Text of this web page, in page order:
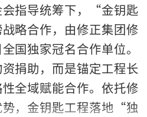
指导统筹下，“金钥匙
略合作，由修正集团修
国独家冠名合作单位。
捐助，而是锚定工程长
全域赋能合作。依托修
，金钥匙工程落地“独